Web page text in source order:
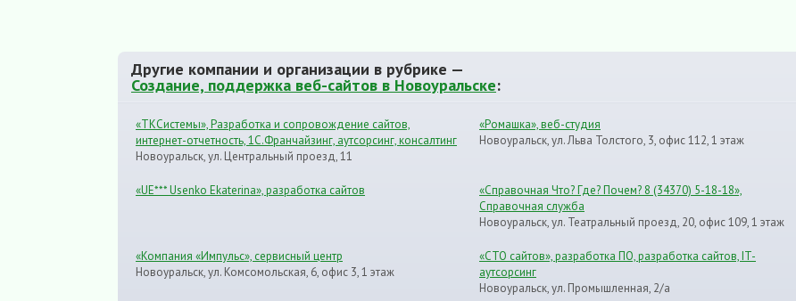
Другие компании и организации в рубрике —
Создание, поддержка веб-сайтов в Новоуральске:
«TКСистемы», Разработка и сопровождение сайтов,
интернет-отчетность, 1С.Франчайзинг, аутсорсинг, консалтинг
Новоуральск, ул. Центральный проезд, 11
«Ромашка», веб-студия
Новоуральск, ул. Льва Толстого, 3, офис 112, 1 этаж
«UE*** Usenko Ekaterina», разработка сайтов
«Справочная Что? Где? Почем? 8 (34370) 5-18-18»,
Справочная служба
Новоуральск, ул. Театральный проезд, 20, офис 109, 1 этаж
«Компания «Импульс», сервисный центр
Новоуральск, ул. Комсомольская, 6, офис 3, 1 этаж
«СТО сайтов», разработка ПО, разработка сайтов, IT-
аутсорсинг
Новоуральск, ул. Промышленная, 2/а